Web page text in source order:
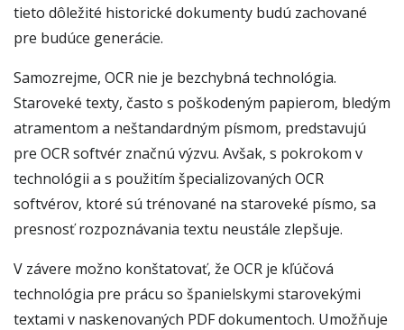
tieto dôležité historické dokumenty budú zachované
pre budúce generácie.
Samozrejme, OCR nie je bezchybná technológia.
Staroveké texty, často s poškodeným papierom, bledým
atramentom a neštandardným písmom, predstavujú
pre OCR softvér značnú výzvu. Avšak, s pokrokom v
technológii a s použitím špecializovaných OCR
softvérov, ktoré sú trénované na staroveké písmo, sa
presnosť rozpoznávania textu neustále zlepšuje.
V závere možno konštatovať, že OCR je kľúčová
technológia pre prácu so španielskymi starovekými
textami v naskenovaných PDF dokumentoch. Umožňuje